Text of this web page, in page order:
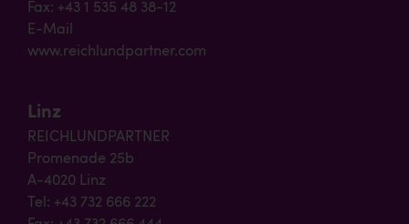
Fax: +43 1 535 48 38-12
E-Mail
www.reichlundpartner.com
Linz
REICHLUNDPARTNER
Promenade 25b
A-4020 Linz
Tel: +43 732 666 222